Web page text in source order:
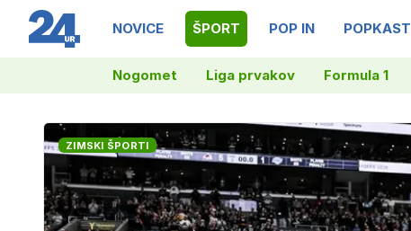
NOVICE ŠPORT POP IN POPKAST
Nogomet Liga prvakov Formula 1
ZIMSKI ŠPORTI